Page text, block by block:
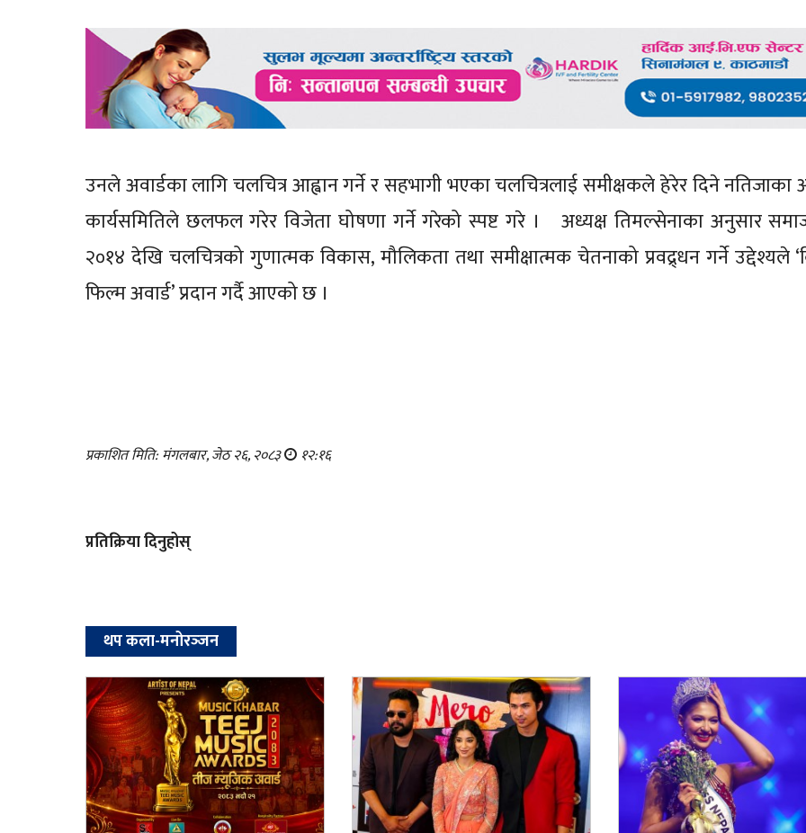
उनले अवार्डका लागि चलचित्र आह्वान गर्ने र सहभागी भएका चलचित्रलाई समीक्षकले हेरेर दिने नतिजाका
कार्यसमितिले छलफल गरेर विजेता घोषणा गर्ने गरेको स्पष्ट गरे । अध्यक्ष तिमल्सेनाका अनुसार
२०१४ देखि चलचित्रको गुणात्मक विकास, मौलिकता तथा समीक्षात्मक चेतनाको प्रवद्र्धन गर्ने उद्देश्यले
फिल्म अवार्ड’ प्रदान गर्दै आएको छ ।
प्रकाशित मिति: मंगलबार, जेठ २६, २०८३ १२:१६
प्रतिक्रिया दिनुहोस्
थप कला-मनोरञ्‍जन